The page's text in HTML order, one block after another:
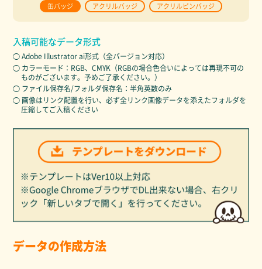
缶バッジ アクリルバッジ アクリルピンバッジ
入稿可能なデータ形式
◯ Adobe Illustrator ai形式（全バージョン対応）
◯ カラーモード：RGB、CMYK（RGBの場合色合いによっては再現不可の
ものがございます。予めご了承ください。）
◯ ファイル保存名/フォルダ保存名：半角英数のみ
◯ 画像はリンク配置を行い、必ず全リンク画像データを添えたフォルダを
圧縮してご入稿ください
データの作成方法